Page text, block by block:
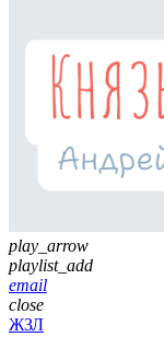
play_arrow
playlist_add
email
close
ЖЗЛ